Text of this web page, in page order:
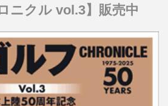
ニクル vol.3】販売中